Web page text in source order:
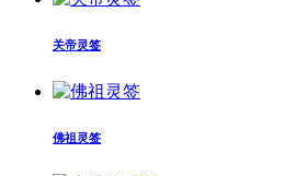
关帝灵签
佛祖灵签